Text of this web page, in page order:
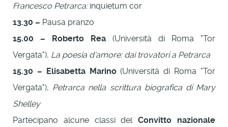
Francesco Petrarca:inquietum cor
13.30 – Pausa pranzo
15.00 – Roberto Rea (Università di Roma "Tor
Vergata"), La poesia d'amore: dai trovatori a Petrarca
15.30 – Elisabetta Marino(Università di Roma "Tor
Vergata"), Petrarca nella scrittura biografica di Mary
Shelley
Partecipano alcune classi delConvitto nazionale